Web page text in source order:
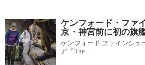
ケンフォード・ファ
京・神宮前に初の旗
ケンフォード ファインシュ
ア『The...